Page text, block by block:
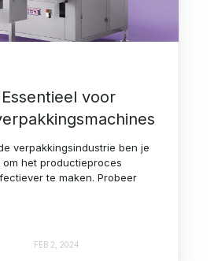
voor
verpakkingsindustrie ben je
het productieproces
te maken. Probeer
FEB 2, 2024